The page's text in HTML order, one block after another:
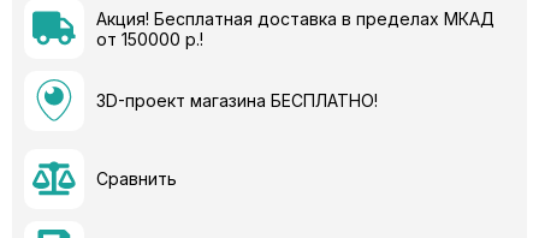
Акция! Бесплатная доставка в пределах МКАД
от 150000 р.!
3D-проект магазина БЕСПЛАТНО!
Сравнить